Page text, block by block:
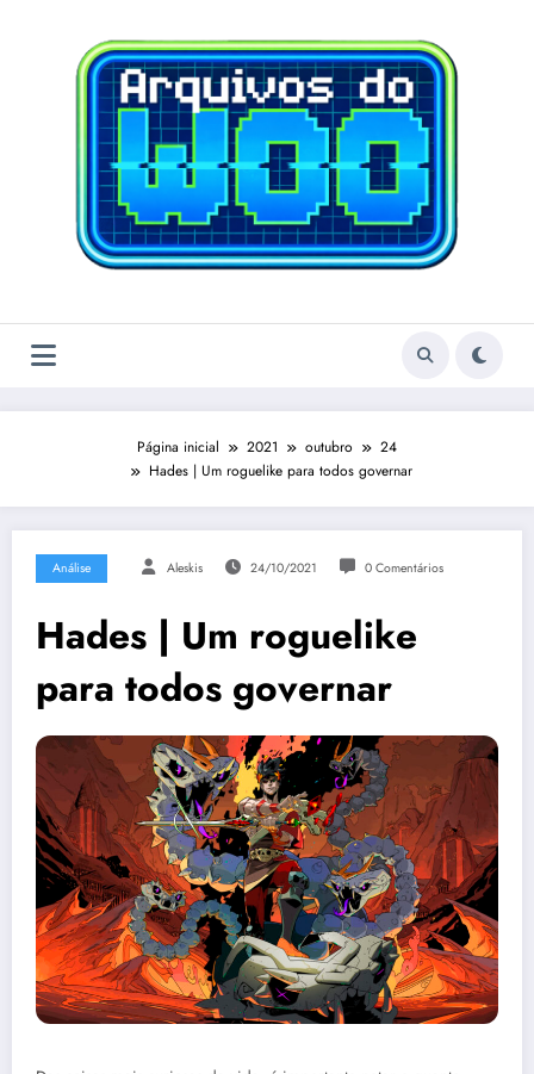
Página inicial 2021 outubro
24
Hades | Um roguelike para todos governar
Análise Aleskis 24/10/2021 0 Comentários
Hades | Um roguelike
para todos governar